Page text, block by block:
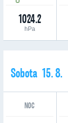
1024.2
hPa
Sobota 15. 8.
NOC